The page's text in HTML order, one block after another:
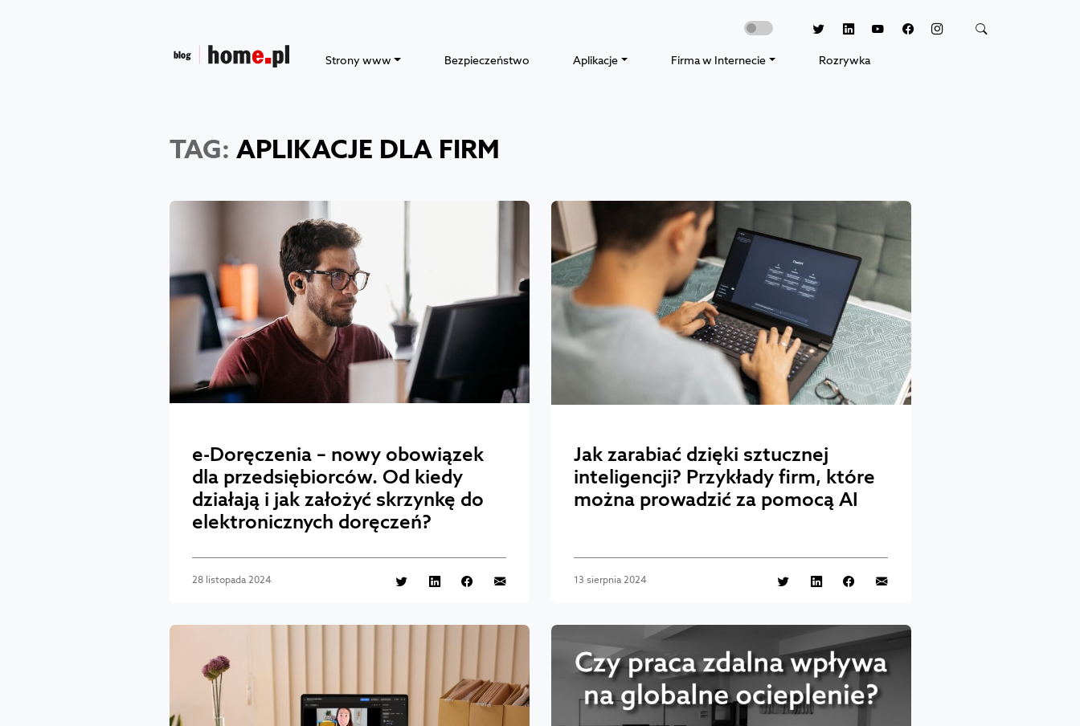
Strony www Bezpieczeństwo Aplikacje Firma w Internecie Rozrywka
TAG: APLIKACJE DLA FIRM
e-Doręczenia – nowy obowiązek
dla przedsiębiorców. Od kiedy
działają i jak założyć skrzynkę do
elektronicznych doręczeń?
28 listopada 2024
Jak zarabiać dzięki sztucznej
inteligencji? Przykłady firm, które
można prowadzić za pomocą AI
13 sierpnia 2024